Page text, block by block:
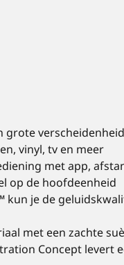
grote
vinyl, tv en meer
met app,
op de hoofdeenheid
kun je de
met een zachte
Concept levert